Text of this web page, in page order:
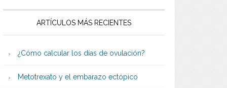
ARTÍCULOS MÁS RECIENTES
¿Cómo calcular los días de ovulación?
Metotrexato y el embarazo ectópico